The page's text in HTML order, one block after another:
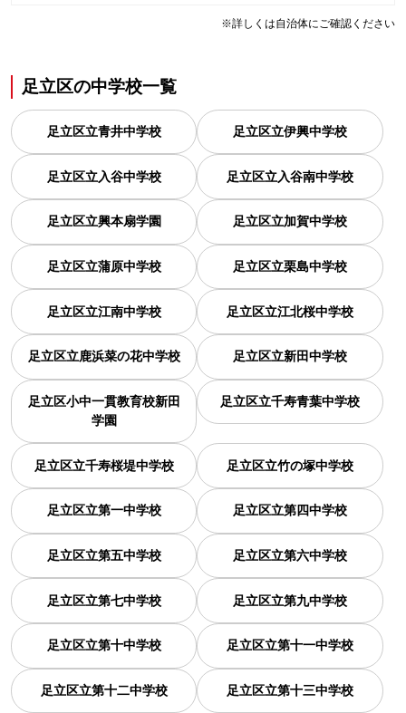
※詳しくは自治体にご確認ください
足立区の中学校一覧
足立区立青井中学校 足立区立伊興中学校
足立区立入谷中学校 足立区立入谷南中学校
足立区立興本扇学園 足立区立加賀中学校
足立区立蒲原中学校 足立区立栗島中学校
足立区立江南中学校 足立区立江北桜中学校
足立区立鹿浜菜の花中学校 足立区立新田中学校
足立区小中一貫教育校新田
学園
足立区立千寿青葉中学校
足立区立千寿桜堤中学校 足立区立竹の塚中学校
足立区立第一中学校 足立区立第四中学校
足立区立第五中学校 足立区立第六中学校
足立区立第七中学校 足立区立第九中学校
足立区立第十中学校 足立区立第十一中学校
足立区立第十二中学校 足立区立第十三中学校